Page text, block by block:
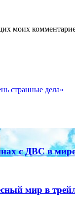
моих
странные дела»
с ДВС в
мир в